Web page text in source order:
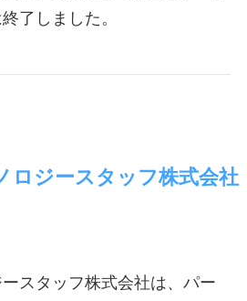
了しました。
ロジースタッフ株式会社
スタッフ株式会社は、パー